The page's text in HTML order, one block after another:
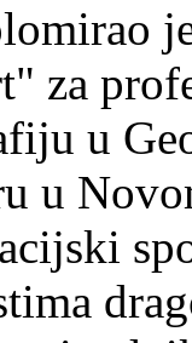
za
u
u